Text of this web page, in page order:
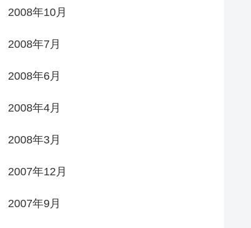
2008年10月
2008年7月
2008年6月
2008年4月
2008年3月
2007年12月
2007年9月